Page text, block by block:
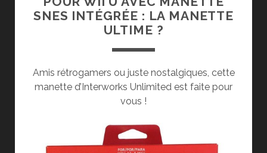
SNES INTÉGRÉE : LA MANETTE
ULTIME ?
Amis rétrogamers ou juste nostalgiques, cette
manette d’Interworks Unlimited est faite pour
vous !